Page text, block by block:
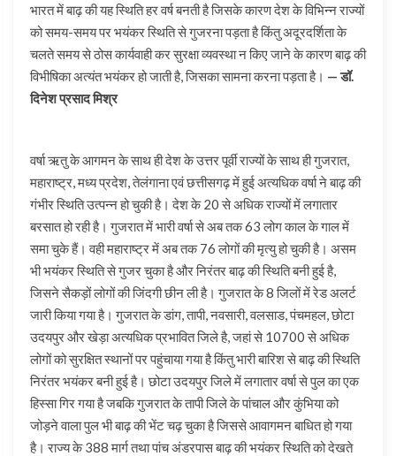
भारत में बाढ़ की यह स्थिति हर वर्ष बनती है जिसके कारण देश के विभिन्न राज्यों
को समय-समय पर भयंकर स्थिति से गुजरना पड़ता है किंतु अदूरदर्शिता के
चलते समय से ठोस कार्यवाही कर सुरक्षा व्यवस्था न किए जाने के कारण बाढ़ की
विभीषिका अत्यंत भयंकर हो जाती है, जिसका सामना करना पड़ता है। — डॉ.
दिनेश प्रसाद मिश्र
वर्षा ऋतु के आगमन के साथ ही देश के उत्तर पूर्वी राज्यों के साथ ही गुजरात,
महाराष्ट्र, मध्य प्रदेश, तेलंगाना एवं छत्तीसगढ़ में हुई अत्यधिक वर्षा ने बाढ़ की
गंभीर स्थिति उत्पन्न हो चुकी है। देश के 20 से अधिक राज्यों में लगातार
बरसात हो रही है। गुजरात में भारी वर्षा से अब तक 63 लोग काल के गाल में
समा चुके हैं। वही महाराष्ट्र में अब तक 76 लोगों की मृत्यु हो चुकी है। असम
भी भयंकर स्थिति से गुजर चुका है और निरंतर बाढ़ की स्थिति बनी हुई है,
जिसने सैकड़ों लोगों की जिंदगी छीन ली है। गुजरात के 8 जिलों में रेड अलर्ट
जारी किया गया है। गुजरात के डांग, तापी, नवसारी, वलसाड, पंचमहल, छोटा
उदयपुर और खेड़ा अत्यधिक प्रभावित जिले है, जहां से 10700 से अधिक
लोगों को सुरक्षित स्थानों पर पहुंचाया गया है किंतु भारी बारिश से बाढ़ की स्थिति
निरंतर भयंकर बनी हुई है। छोटा उदयपुर जिले में लगातार वर्षा से पुल का एक
हिस्सा गिर गया है जबकि गुजरात के तापी जिले के पांचाल और कुंभिया को
जोड़ने वाला पुल भी बाढ़ की भेंट चढ़ चुका है जिससे आवागमन बाधित हो गया
है। राज्य के 388 मार्ग तथा पांच अंडरपास बाढ़ की भयंकर स्थिति को देखते